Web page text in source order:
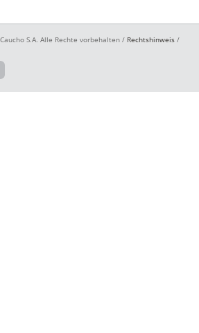
S.A. Alle Rechte vorbehalten / Rechtshinweis /